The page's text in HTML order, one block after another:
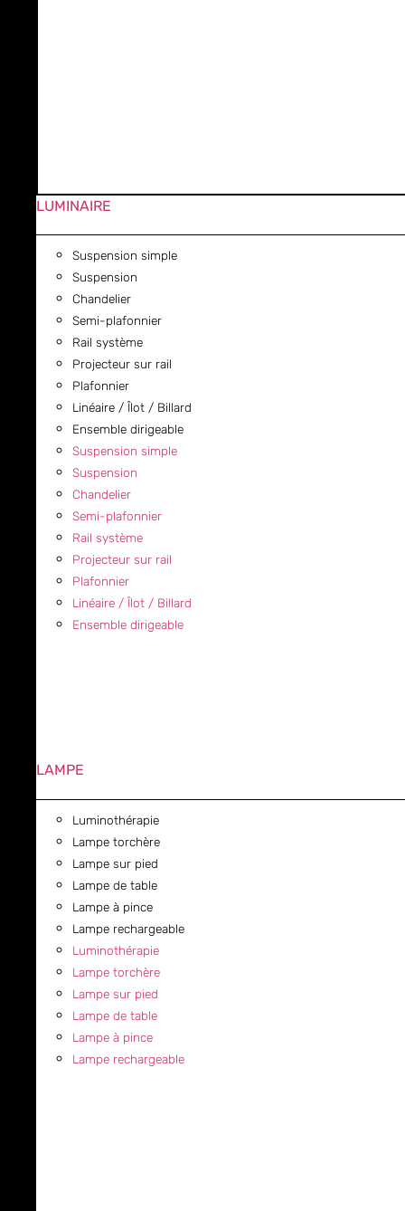
LUMINAIRE
Suspension simple
Suspension
Chandelier
Semi-plafonnier
Rail système
Projecteur sur rail
Plafonnier
Linéaire / Îlot / Billard
Ensemble dirigeable
Suspension simple
Suspension
Chandelier
Semi-plafonnier
Rail système
Projecteur sur rail
Plafonnier
Linéaire / Îlot / Billard
Ensemble dirigeable
LAMPE
Luminothérapie
Lampe torchère
Lampe sur pied
Lampe de table
Lampe à pince
Lampe rechargeable
Luminothérapie
Lampe torchère
Lampe sur pied
Lampe de table
Lampe à pince
Lampe rechargeable